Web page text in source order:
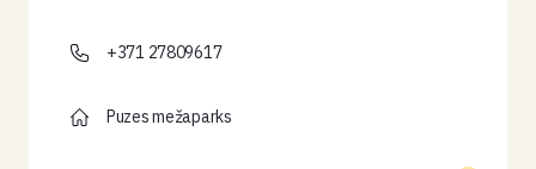
+371 27809617
Puzes mežaparks